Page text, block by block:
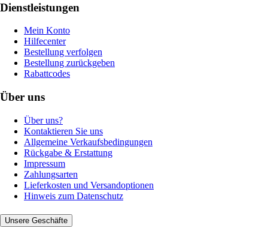
Dienstleistungen
Mein Konto
Hilfecenter
Bestellung verfolgen
Bestellung zurückgeben
Rabattcodes
Über uns
Über uns?
Kontaktieren Sie uns
Allgemeine Verkaufsbedingungen
Rückgabe & Erstattung
Impressum
Zahlungsarten
Lieferkosten und Versandoptionen
Hinweis zum Datenschutz
Unsere Geschäfte